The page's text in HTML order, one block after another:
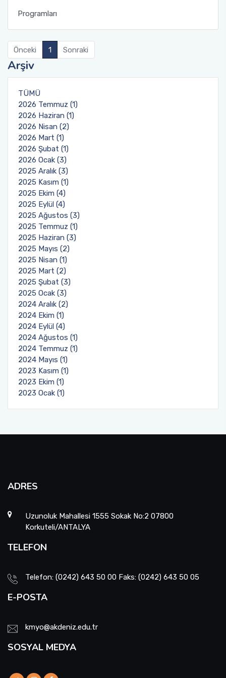
Programları
Önceki 1 Sonraki
Arşiv
TÜMÜ
2026 Temmuz (1)
2026 Haziran (1)
2026 Nisan (2)
2026 Mart (1)
2026 Şubat (1)
2026 Ocak (3)
2025 Aralık (3)
2025 Kasım (1)
2025 Ekim (4)
2025 Eylül (4)
2025 Ağustos (3)
2025 Temmuz (1)
2025 Haziran (3)
2025 Mayıs (2)
2025 Nisan (1)
2025 Mart (2)
2025 Şubat (3)
2025 Ocak (3)
2024 Aralık (2)
2024 Ekim (1)
2024 Eylül (4)
2024 Ağustos (1)
2024 Temmuz (1)
2024 Mayıs (1)
2023 Kasım (1)
2023 Ekim (1)
2023 Ocak (1)
ADRES
Uzunoluk Mahallesi 1555 Sokak No:2 07800
Korkuteli/ANTALYA
TELEFON
Telefon: (0242) 643 50 00 Faks: (0242) 643 50 05
E-POSTA
kmyo@akdeniz.edu.tr
SOSYAL MEDYA
Öğrenci için Bilgi